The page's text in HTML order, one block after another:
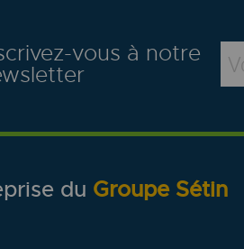
vous à notre
du Groupe Sétin